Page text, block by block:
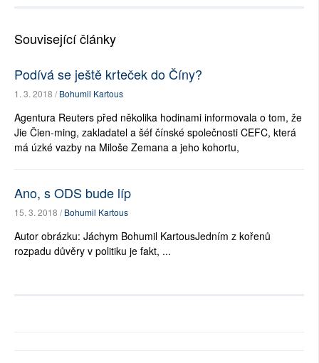
Související články
Podívá se ještě krteček do Číny?
1. 3. 2018 /Bohumil Kartous
Agentura Reuters před několika hodinami informovala o tom, že
Jie Čien-ming, zakladatel a šéf čínské společnosti CEFC, která
má úzké vazby na Miloše Zemana a jeho kohortu,
Ano, s ODS bude líp
15. 3. 2018 /Bohumil Kartous
Autor obrázku: Jáchym Bohumil KartousJedním z kořenů
rozpadu důvěry v politiku je fakt, ...